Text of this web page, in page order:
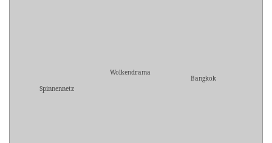
Spinnennetz
Wolkendrama
Bangkok